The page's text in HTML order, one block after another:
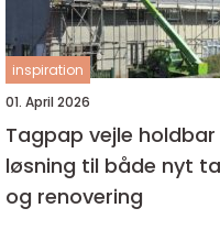
inspiration
01. April 2026
Tagpap vejle holdbar
løsning til både nyt
og renovering